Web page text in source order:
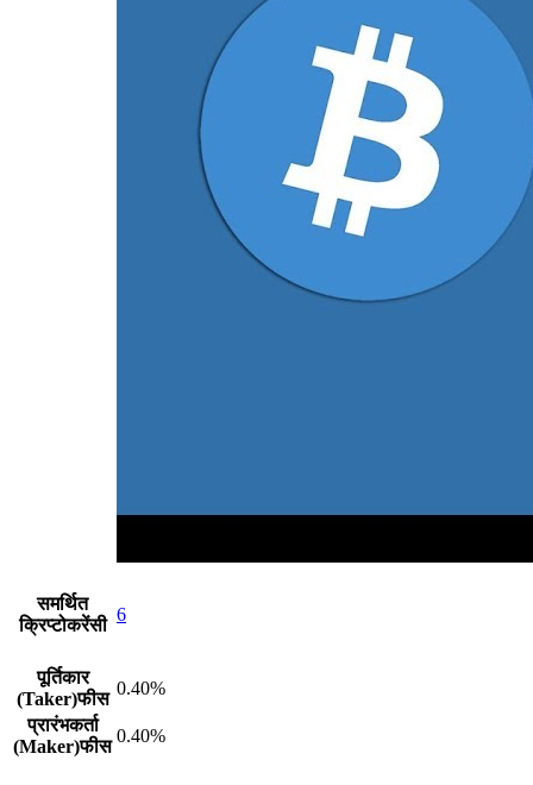
समर्थित
क्रिप्टोकरेंसी
6
पूर्तिकार
(Taker)फीस
0.40%
प्रारंभकर्ता
(Maker)फीस
0.40%